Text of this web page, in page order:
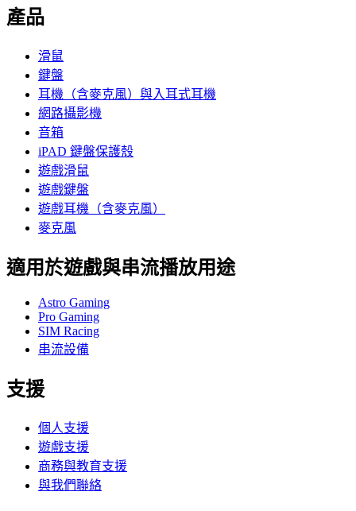
產品
滑鼠
鍵盤
耳機（含麥克風）與入耳式耳機
網路攝影機
音箱
iPAD 鍵盤保護殼
遊戲滑鼠
遊戲鍵盤
遊戲耳機（含麥克風）
麥克風
適用於遊戲與串流播放用途
Astro Gaming
Pro Gaming
SIM Racing
串流設備
支援
個人支援
遊戲支援
商務與教育支援
與我們聯絡